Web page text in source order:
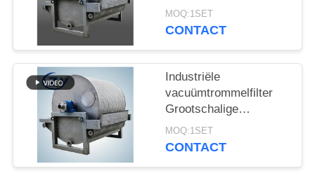
energieverbruik en
roestvrij staal SS304
MOQ:1SET
CONTACT
Industriële
vacuümtrommelfilter
Grootschalige
productie van
ontwateringstoestellen
MOQ:1SET
CONTACT